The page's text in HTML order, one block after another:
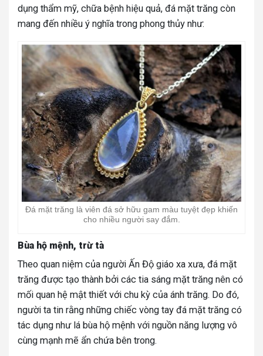
dụng thẩm mỹ, chữa bệnh hiệu quả, đá mặt trăng còn
mang đến nhiều ý nghĩa trong phong thủy như:
Đá mặt trăng là viên đá sở hữu gam màu tuyệt đẹp khiến
cho nhiều người say đắm.
Bùa hộ mệnh, trừ tà
Theo quan niệm của người Ấn Độ giáo xa xưa, đá mặt
trăng được tạo thành bởi các tia sáng mặt trăng nên có
mối quan hệ mật thiết với chu kỳ của ánh trăng. Do đó,
người ta tin rằng những chiếc vòng tay đá mặt trăng có
tác dụng như lá bùa hộ mệnh với nguồn năng lượng vô
cùng mạnh mẽ ẩn chứa bên trong.